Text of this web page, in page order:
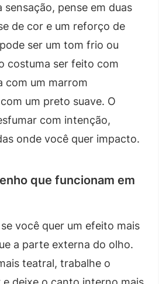
sensação, pense em duas
de cor e um reforço de
ser um tom frio ou
costuma ser feito com
com um marrom
um preto suave. O
com intenção,
onde você quer impacto.
que funcionam em
se você quer um efeito mais
a parte externa do olho.
teatral, trabalhe o